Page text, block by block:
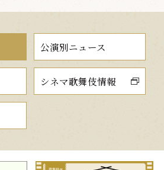
公演別ニュース
シネマ歌舞伎情報